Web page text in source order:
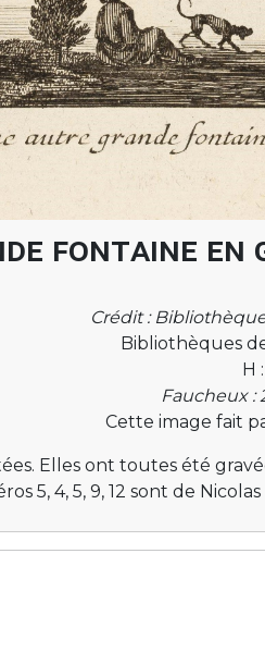
fontaine en
Crédit :
Bibliothèques
H
Faucheux :
Cette image fait
Elles ont toutes été
5, 4, 5, 9, 12 sont de